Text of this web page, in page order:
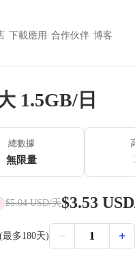
下載應用 合作伙伴 博客
1.5GB/日
總數據
無限量
$5.04 USD/天$3.53 USD
多180天) − 1 +